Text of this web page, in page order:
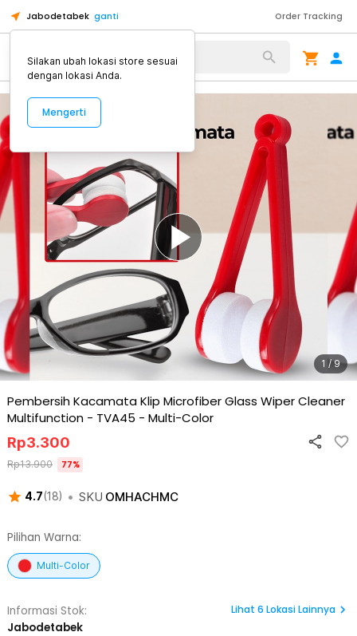
Jabodetabek ganti Order Tracking
Alat Kopi
1 / 9
Pembersih Kacamata Klip Microfiber Glass Wiper Cleaner
Multifunction - TVA45 - Multi-Color
4.7(18) • SKU OMHACHMC
Rp3.300
Rp13.900 77%
Pilihan Warna:
Multi-Color
Informasi Stok:
Jabodetabek
Lihat 6 Lokasi Lainnya
Silakan ubah lokasi store sesuai
dengan lokasi Anda.
Mengerti